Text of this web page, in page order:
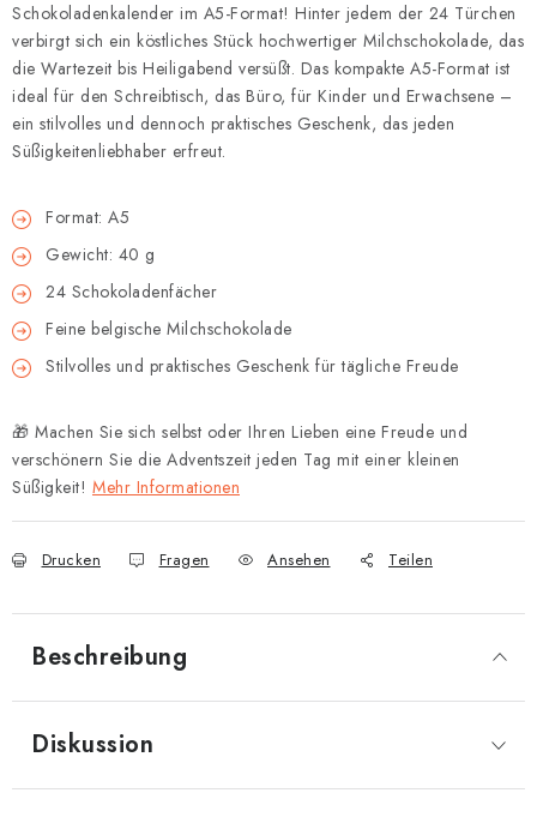
Schokoladenkalender im A5-Format! Hinter jedem der 24 Türchen
verbirgt sich ein köstliches Stück hochwertiger Milchschokolade, das
die Wartezeit bis Heiligabend versüßt. Das kompakte A5-Format ist
ideal für den Schreibtisch, das Büro, für Kinder und Erwachsene –
ein stilvolles und dennoch praktisches Geschenk, das jeden
Süßigkeitenliebhaber erfreut.
Format: A5
Gewicht: 40 g
24 Schokoladenfächer
Feine belgische Milchschokolade
Stilvolles und praktisches Geschenk für tägliche Freude
🎁 Machen Sie sich selbst oder Ihren Lieben eine Freude und
verschönern Sie die Adventszeit jeden Tag mit einer kleinen
Süßigkeit! Mehr Informationen
Drucken Fragen Ansehen Teilen
Beschreibung
Diskussion